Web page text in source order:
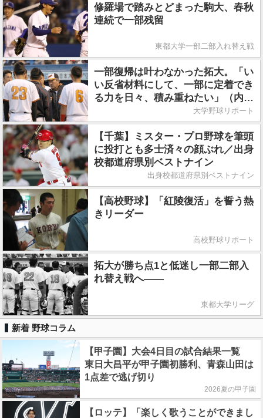
修羅場で踏みとどまった駒大、春秋
連続で一部残留
東都大学一部二部入れ替え戦
一部復帰は叶わなかった拓大。「い
い反省材料にして、一部に定着でき
る力を日々、積み重ねたい」（内田
大学野球リポート
【千葉】ミスター・プロ野球を筆頭
に投打とも多士済々の顔ぶれ／出身
校都道府県別ベストナイン
出身校都道府県別ベストナイン
【高校野球】「紅陵復活」を誓う熱
きリーダー
高校野球リポート
拓大が勝ち点1と低迷し一部二部入
れ替え戦へ――
東都大学リーグ
新着 野球コラム
【甲子園】大会4日目の試合結果一覧
東日大昌平が甲子園初勝利、青森山田は
1点差で逃げ切り
2026夏の甲子園
【ロッテ】「楽しく歌うことができまし